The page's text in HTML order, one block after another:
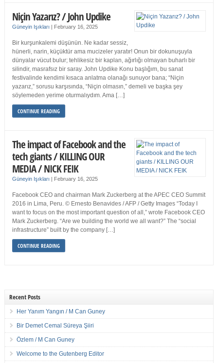
Niçin Yazarız? / John Updike
Güneyin Işıkları | February 16, 2025
Bir kurşunkalemi düşünün. Ne kadar sessiz,
hünerli, narin, küçüktür ama mucizeler yaratır! Onun bir dokunuşuyla
dünyalar vücut bulur; tehlikesiz bir kaplan, ağırlığı olmayan buharlı bir
silindir, masrafsız bir saray. John Updike Konu başlığım, bu sanat
festivalinde kendimi kısaca anlatma olanağı sunuyor bana; “Niçin
yazarız,” sorusu karşısında, “Niçin olmasın,” demeli ve başka şey
söylemeden yerime oturmalıydım. Ama […]
CONTINUE READING
The impact of Facebook and the
tech giants / KILLING OUR
MEDIA / NICK FEIK
Güneyin Işıkları | February 16, 2025
Facebook CEO and chairman Mark Zuckerberg at the APEC CEO Summit
2016 in Lima, Peru. © Ernesto Benavides / AFP / Getty Images “Today I
want to focus on the most important question of all,” wrote Facebook CEO
Mark Zuckerberg. “Are we building the world we all want?” The “social
infrastructure” built by the company […]
CONTINUE READING
Recent Posts
Her Yanım Yangın / M Can Guney
Bir Demet Cemal Süreya Şiiri
Özlem / M Can Guney
Welcome to the Gutenberg Editor